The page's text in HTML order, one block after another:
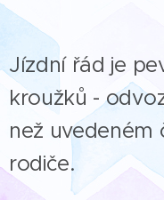
Jízdní řád je
kroužků -
než uvedeném
rodiče.